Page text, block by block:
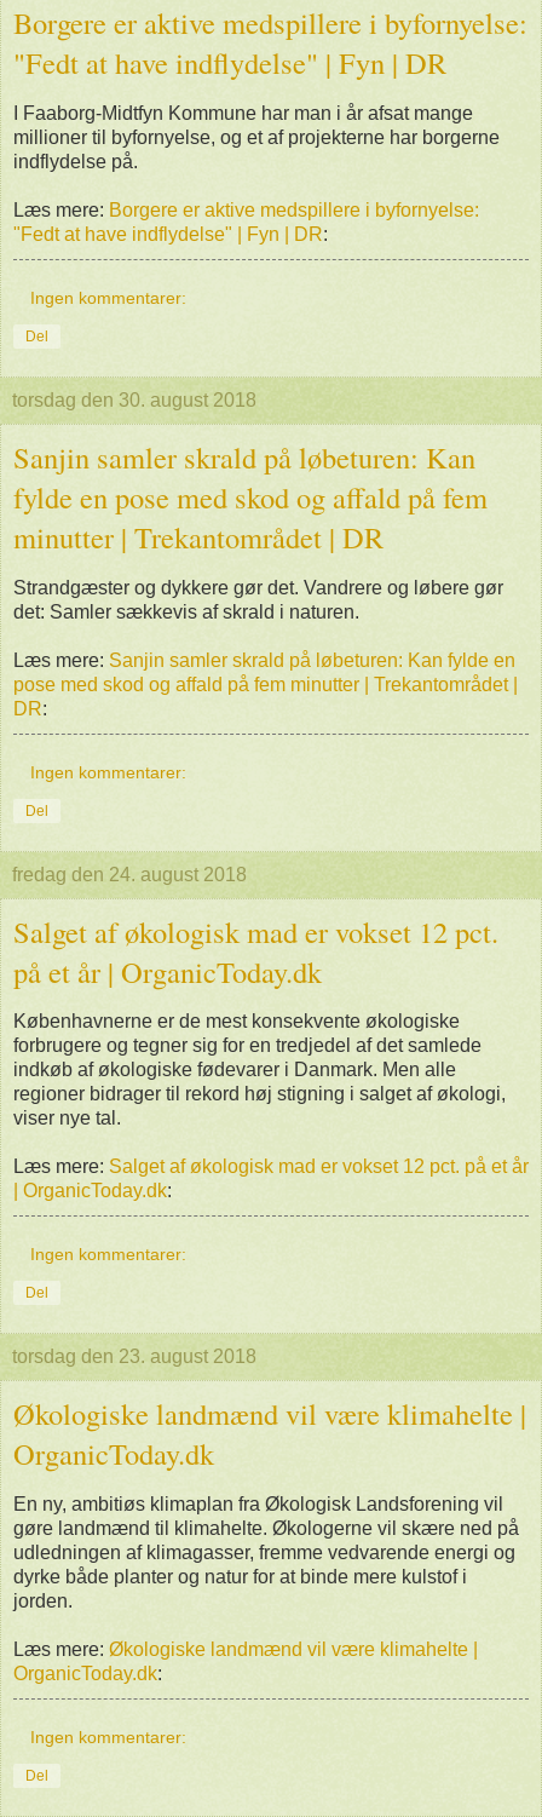
Borgere er aktive medspillere i byfornyelse:
"Fedt at have indflydelse" | Fyn | DR
I Faaborg-Midtfyn Kommune har man i år afsat mange
millioner til byfornyelse, og et af projekterne har borgerne
indflydelse på.
Læs mere: Borgere er aktive medspillere i byfornyelse:
"Fedt at have indflydelse" | Fyn | DR:
Ingen kommentarer:
Del
torsdag den 30. august 2018
Sanjin samler skrald på løbeturen: Kan
fylde en pose med skod og affald på fem
minutter | Trekantområdet | DR
Strandgæster og dykkere gør det. Vandrere og løbere gør
det: Samler sækkevis af skrald i naturen.
Læs mere: Sanjin samler skrald på løbeturen: Kan fylde en
pose med skod og affald på fem minutter | Trekantområdet |
DR:
Ingen kommentarer:
Del
fredag den 24. august 2018
Salget af økologisk mad er vokset 12 pct.
på et år | OrganicToday.dk
Københavnerne er de mest konsekvente økologiske
forbrugere og tegner sig for en tredjedel af det samlede
indkøb af økologiske fødevarer i Danmark. Men alle
regioner bidrager til rekord høj stigning i salget af økologi,
viser nye tal.
Læs mere: Salget af økologisk mad er vokset 12 pct. på et år
| OrganicToday.dk:
Ingen kommentarer:
Del
torsdag den 23. august 2018
Økologiske landmænd vil være klimahelte |
OrganicToday.dk
En ny, ambitiøs klimaplan fra Økologisk Landsforening vil
gøre landmænd til klimahelte. Økologerne vil skære ned på
udledningen af klimagasser, fremme vedvarende energi og
dyrke både planter og natur for at binde mere kulstof i
jorden.
Læs mere: Økologiske landmænd vil være klimahelte |
OrganicToday.dk:
Ingen kommentarer:
Del